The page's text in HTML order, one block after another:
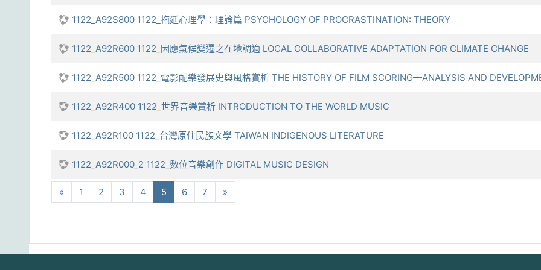
1122_A92S800 1122_拖延心理學：理論篇 PSYCHOLOGY OF PROCRASTINATION: THEORY
1122_A92R600 1122_因應氣候變遷之在地調適 LOCAL COLLABORATIVE ADAPTATION FOR CLIMATE CHANGE
1122_A92R500 1122_電影配樂發展史與風格賞析 THE HISTORY OF FILM SCORING—ANALYSIS AND
1122_A92R400 1122_世界音樂賞析 INTRODUCTION TO THE WORLD MUSIC
1122_A92R100 1122_台灣原住民族文學 TAIWAN INDIGENOUS LITERATURE
1122_A92R000_2 1122_數位音樂創作 DIGITAL MUSIC DESIGN
« 向前1 2 3 4 5 (current)
6 7 »